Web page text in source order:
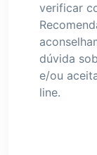
verificar
dúvida
e/ou
line.